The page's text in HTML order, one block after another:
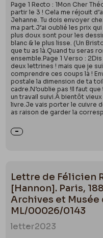
Page 1 Recto : 1Mon Cher
partir le 3 ! Cela me réjouit
Jehanne. Tu dois envoyer
ma part.J’ai oublié les prix
plus doux sont pour les
blanc & le plus lisse. (Un
que tu as là.Quand tu seras
ensemble.Page 1 Verso :
deux lettrines ! mais que je
comprendre ces coups là !
postale la dimension de ta
cadre.N’oublie pas !Il faut
un travail suivi.À bientôt
livre.Je vais porter le cuivre
as raison de garder la
Lettre de Félicien
[Hannon]. Paris,
Archives et
ML/00026/0143
letter2023